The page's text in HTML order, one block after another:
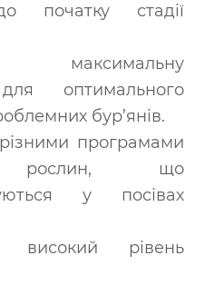
початку стадії
максимальну
оптимального
бур’янів.
програмами
рослин, що
у посівах
високий рівень